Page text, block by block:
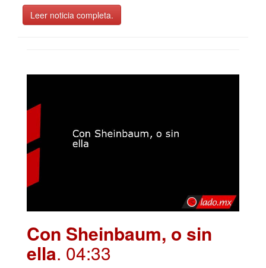
Leer noticia completa.
Con Sheinbaum, o sin
ella. 04:33